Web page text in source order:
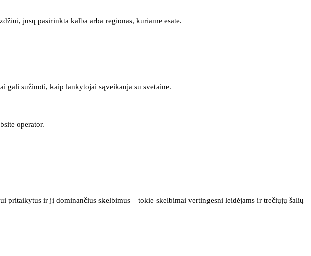
jūsų pasirinkta kalba arba regionas, kuriame esate.
gali sužinoti, kaip lankytojai sąveikauja su svetaine.
operator.
pritaikytus ir jį dominančius skelbimus – tokie skelbimai vertingesni leidėjams ir trečiųjų šalių